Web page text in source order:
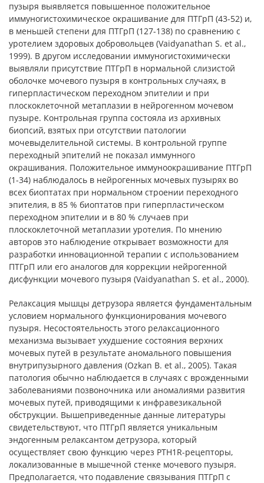
пузыря выявляется повышенное положительное
иммуногистохимическое окрашивание для ПТГрП (43-52) и,
в меньшей степени для ПТГрП (127-138) по сравнению с
уротелием здоровых добровольцев (Vaidyanathan S. et al.,
1999). В другом исследовании иммуногистохимически
выявляли присутствие ПТГрП в нормальной слизистой
оболочке мочевого пузыря в контрольных случаях, в
гиперпластическом переходном эпителии и при
плоскоклеточной метаплазии в нейрогенном мочевом
пузыре. Контрольная группа состояла из архивных
биопсий, взятых при отсутствии патологии
мочевыделительной системы. В контрольной группе
переходный эпителий не показал иммунного
окрашивания. Положительное иммуноокрашивание ПТГрП
(1-34) наблюдалось в нейрогенных мочевых пузырях во
всех биоптатах при нормальном строении переходного
эпителия, в 85 % биоптатов при гиперпластическом
переходном эпителии и в 80 % случаев при
плоскоклеточной метаплазии уротелия. По мнению
авторов это наблюдение открывает возможности для
разработки инновационной терапии с использованием
ПТГрП или его аналогов для коррекции нейрогенной
дисфункции мочевого пузыря (Vaidyanathan S. et al., 2000).
Релаксация мышцы детрузора является фундаментальным
условием нормального функционирования мочевого
пузыря. Несостоятельность этого релаксационного
механизма вызывает ухудшение состояния верхних
мочевых путей в результате аномального повышения
внутрипузырного давления (Ozkan B. et al., 2005). Такая
патология обычно наблюдается в случаях с врожденными
заболеваниями позвоночника или аномалиями развития
мочевых путей, приводящими к инфравезикальной
обструкции. Вышеприведенные данные литературы
свидетельствуют, что ПТГрП является уникальным
эндогенным релаксантом детрузора, который
осуществляет свою функцию через PTH1R-рецепторы,
локализованные в мышечной стенке мочевого пузыря.
Предполагается, что подавление связывания ПТГрП с